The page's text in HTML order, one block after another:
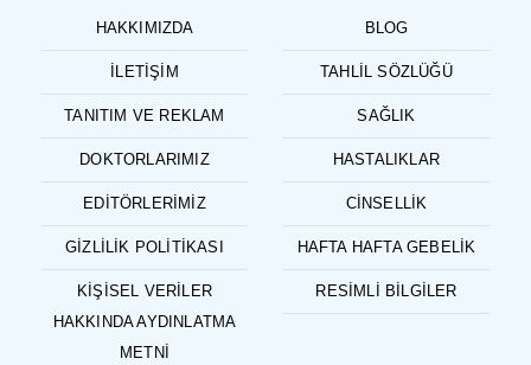
HAKKIMIZDA
İLETIŞIM
TANITIM VE REKLAM
DOKTORLARIMIZ
EDITÖRLERIMIZ
GIZLILIK POLITIKASI
KIŞISEL VERILER
HAKKINDA AYDINLATMA
METNI
BLOG
TAHLIL SÖZLÜĞÜ
SAĞLIK
HASTALIKLAR
CINSELLIK
HAFTA HAFTA GEBELIK
RESIMLI BILGILER